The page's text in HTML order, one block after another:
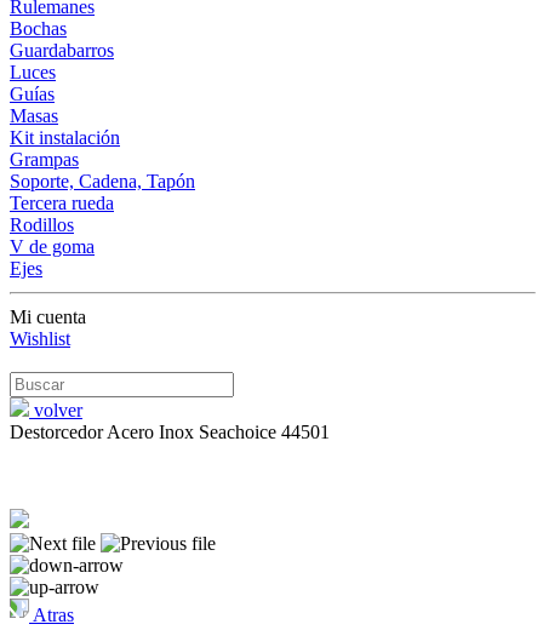
Rulemanes
Bochas
Guardabarros
Luces
Guías
Masas
Kit instalación
Grampas
Soporte, Cadena, Tapón
Tercera rueda
Rodillos
V de goma
Ejes
Mi cuenta
Wishlist
volver
Destorcedor Acero Inox Seachoice 44501
Atras